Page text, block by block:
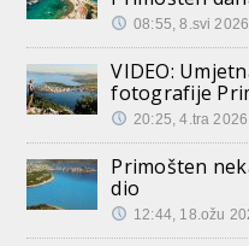
08:55, 8.svi 2026
VIDEO:
fotografije
20:25, 4.tra 2026
Primošten
dio
12:44, 18.ožu